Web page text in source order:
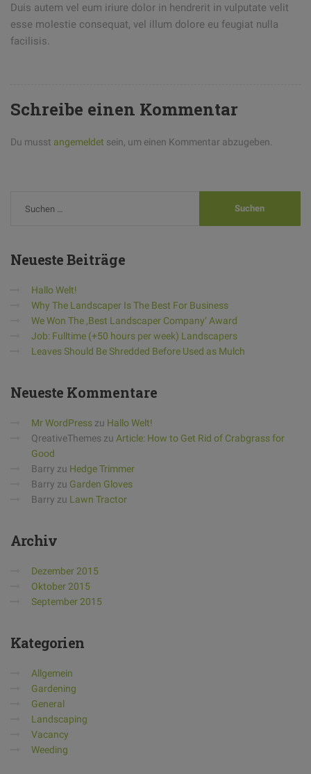
Duis autem vel eum iriure dolor in hendrerit in vulputate velit
esse molestie consequat, vel illum dolore eu feugiat nulla
facilisis.
Schreibe einen Kommentar
Du musst angemeldet sein, um einen Kommentar abzugeben.
NeuesteBeiträge
Hallo Welt!
Why The Landscaper Is The Best For Business
We Won The ‚Best Landscaper Company‘ Award
Job: Fulltime (+50 hours per week) Landscapers
Leaves Should Be Shredded Before Used as Mulch
Neueste Kommentare
Mr WordPress zu Hallo Welt!
QreativeThemes zu Article: How to Get Rid of Crabgrass for
Good
Barry zu Hedge Trimmer
Barry zu Garden Gloves
Barry zu Lawn Tractor
Archiv
Dezember 2015
Oktober 2015
September 2015
Kategorien
Allgemein
Gardening
General
Landscaping
Vacancy
Weeding